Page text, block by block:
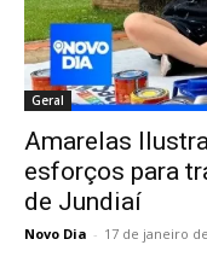
Geral
Amarelas
esforços para
de Jundiaí
Novo Dia - 17 de janeiro